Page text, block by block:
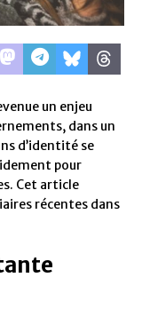
un enjeu
dans un
d’identité se
pour
Cet article
récentes dans